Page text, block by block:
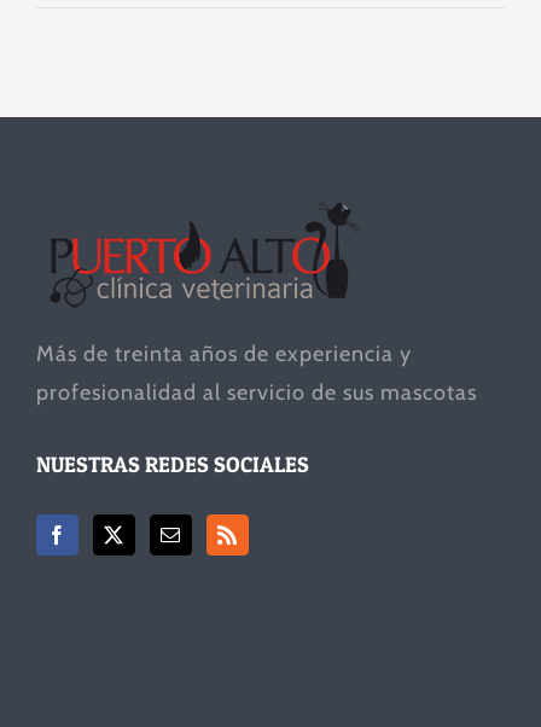
Más de treinta años de experiencia y
profesionalidad al servicio de sus mascotas
NUESTRAS REDES SOCIALES